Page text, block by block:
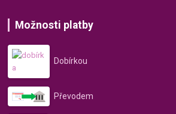
Možnosti platby
Dobírkou
Převodem